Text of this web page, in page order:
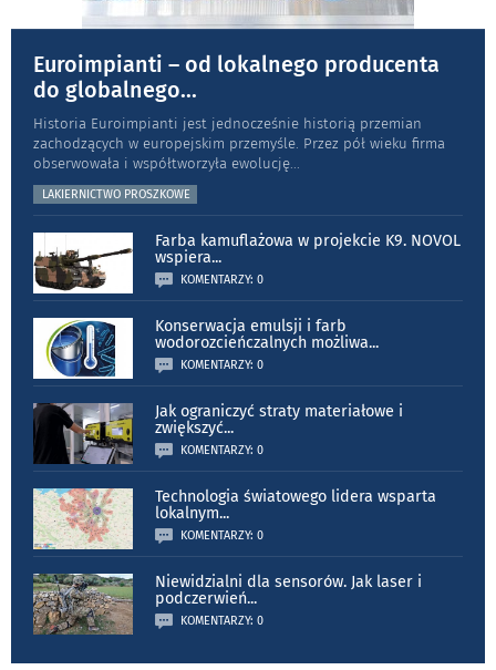
Euroimpianti – od lokalnego producenta
do globalnego...
Historia Euroimpianti jest jednocześnie historią przemian
zachodzących w europejskim przemyśle. Przez pół wieku firma
obserwowała i współtworzyła ewolucję...
LAKIERNICTWO PROSZKOWE
Farba kamuflażowa w projekcie K9. NOVOL
wspiera...
KOMENTARZY: 0
Konserwacja emulsji i farb
wodorozcieńczalnych możliwa...
KOMENTARZY: 0
Jak ograniczyć straty materiałowe i
zwiększyć...
KOMENTARZY: 0
Technologia światowego lidera wsparta
lokalnym...
KOMENTARZY: 0
Niewidzialni dla sensorów. Jak laser i
podczerwień...
KOMENTARZY: 0